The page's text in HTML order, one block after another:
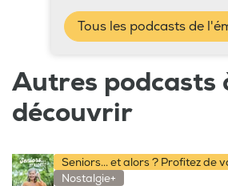
Tous les podcasts de
Autres podcasts
découvrir
Seniors... et alors ? Profitez de
Nostalgie+